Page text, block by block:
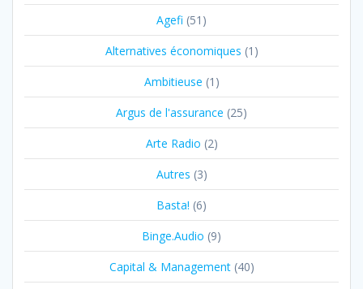
Agefi (51)
Alternatives économiques (1)
Ambitieuse (1)
Argus de l'assurance (25)
Arte Radio (2)
Autres (3)
Basta! (6)
Binge.Audio (9)
Capital & Management(40)